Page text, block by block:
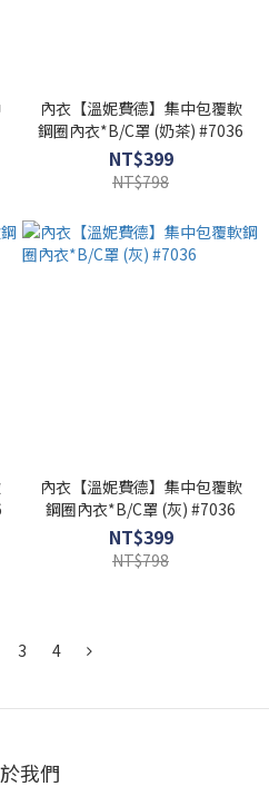
內衣【溫妮費德】集中包覆軟
鋼圈內衣*B/C罩 (奶茶) #7036
NT$399
NT$798
內衣【溫妮費德】集中包覆軟
鋼圈內衣*B/C罩 (灰) #7036
NT$399
NT$798
3 4
我們